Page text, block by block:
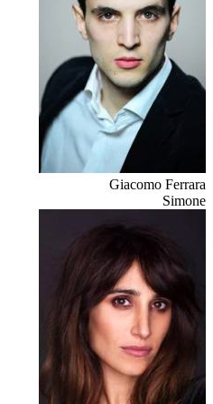
Giacomo Ferrara
Simone